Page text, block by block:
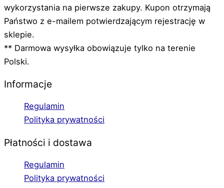
wykorzystania na pierwsze zakupy. Kupon otrzymają
Państwo z e-mailem potwierdzającym rejestrację w
sklepie.
** Darmowa wysyłka obowiązuje tylko na terenie
Polski.
Informacje
Regulamin
Polityka prywatności
Płatności i dostawa
Regulamin
Polityka prywatności